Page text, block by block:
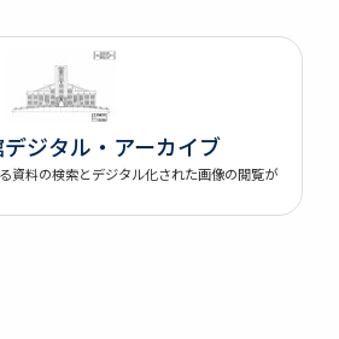
ジタル・アーカイブ
資料の検索とデジタル化された画像の閲覧が